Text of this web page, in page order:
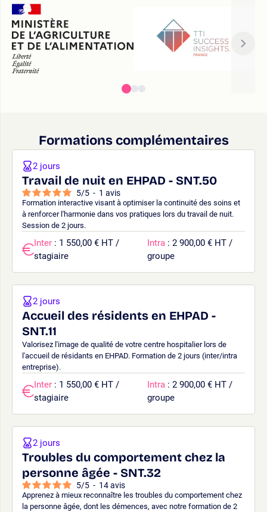
Formations complémentaires
Travail de nuit en EHPAD - SNT.50
5/5 - 1 avis
Formation interactive visant à optimiser la continuité des soins et
à renforcer l'harmonie dans vos pratiques lors du travail de nuit.
Session de 2 jours.
2 jours
Inter : 1 550,00 € HT /
stagiaire
Intra : 2 900,00 € HT /
groupe
Accueil des résidents en EHPAD -
SNT.11
Valorisez l'image de qualité de votre centre hospitalier lors de
l'accueil de résidants en EHPAD. Formation de 2 jours (inter/intra
entreprise).
2 jours
Inter : 1 550,00 € HT /
stagiaire
Intra : 2 900,00 € HT /
groupe
Troubles du comportement chez la
personne âgée - SNT.32
5/5 - 14avis
Apprenez à mieux reconnaître les troubles du comportement chez
la personne âgée, dont les démences, avec notre formation de 2
2 jours